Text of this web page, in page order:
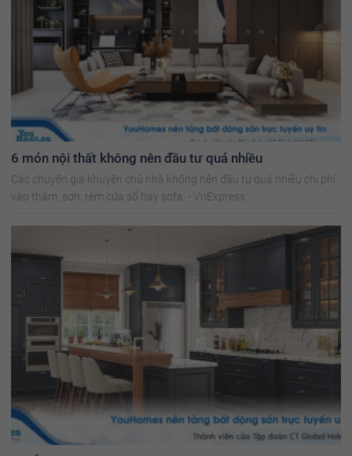
6 món nội thất không nên đầu tư quá nhiều
Các chuyên gia khuyên chủ nhà không nên đầu tư quá nhiều chi phí
vào thảm, sơn, rèm cửa sổ hay sofa. - VnExpress